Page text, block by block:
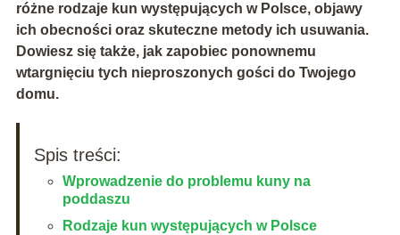
różne rodzaje kun występujących w Polsce, objawy
ich obecności oraz skuteczne metody ich usuwania.
Dowiesz się także, jak zapobiec ponownemu
wtargnięciu tych nieproszonych gości do Twojego
domu.
Spis treści:
Wprowadzenie do problemu kuny na
poddaszu
Rodzaje kun występujących w Polsce